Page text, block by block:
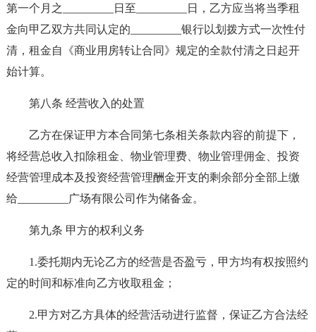
第一个月之_________日至_________日，乙方应当将当季租
金向甲乙双方共同认定的_________银行以划拨方式一次性付
清，租金自《商业用房转让合同》规定的全款付清之日起开
始计算。
第八条 经营收入的处置
乙方在保证甲方本合同第七条相关条款内容的前提下，
将经营总收入扣除租金、物业管理费、物业管理佣金、投资
经营管理成本及投资经营管理酬金开支的剩余部分全部上缴
给_________广场有限公司作为储备金。
第九条 甲方的权利义务
1.委托期内无论乙方的经营是否盈亏，甲方均有权按照约
定的时间和标准向乙方收取租金；
2.甲方对乙方具体的经营活动进行监督，保证乙方合法经